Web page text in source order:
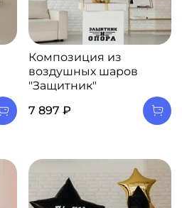
Композиция из
воздушных шаров
"Защитник"
7 897 ₽